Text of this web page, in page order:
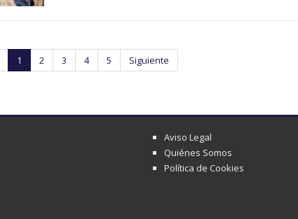
1 2 3 4 5 Siguiente
Aviso Legal
Quiénes Somos
Política de Cookies